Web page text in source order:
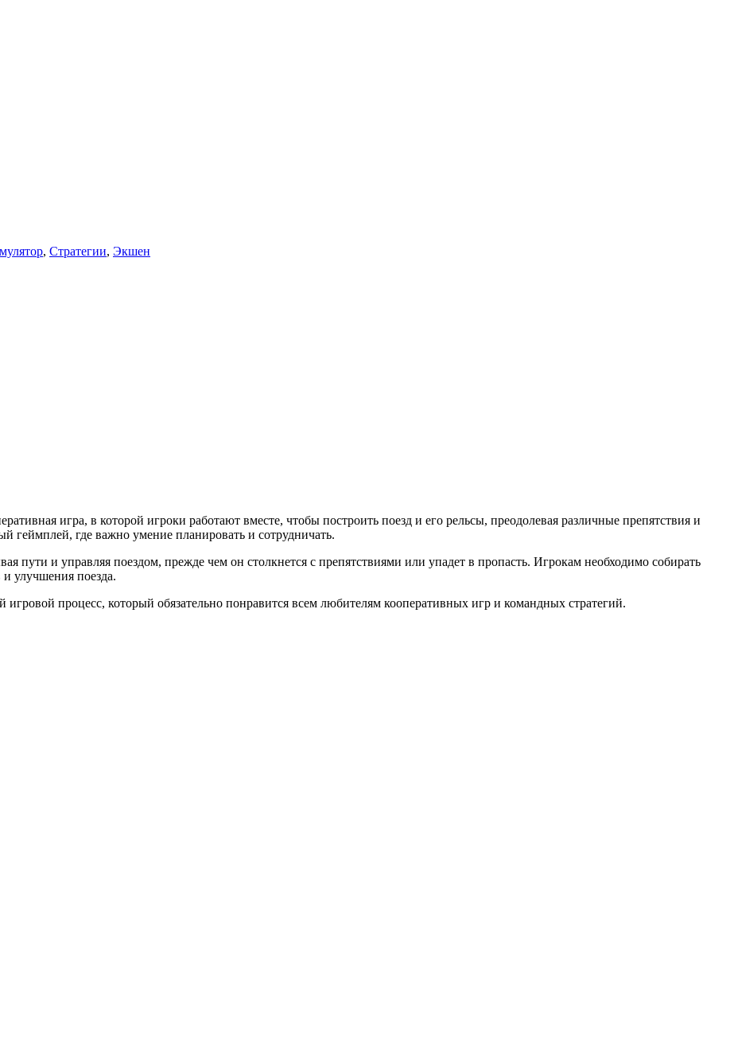
, Стратегии, Экшен
игра, в которой игроки работают вместе, чтобы построить поезд и его рельсы, преодолевая различные препятствия и
геймплей, где важно умение планировать и сотрудничать.
пути и управляя поездом, прежде чем он столкнется с препятствиями или упадет в пропасть. Игрокам необходимо собирать
и улучшения поезда.
процесс, который обязательно понравится всем любителям кооперативных игр и командных стратегий.